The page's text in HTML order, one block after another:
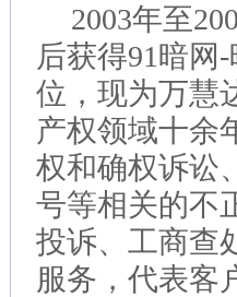
2003年至
后获得91暗网
位，现为万慧
产权领域十余
权和确权诉讼
号等相关的不
投诉、工商查
服务，代表客